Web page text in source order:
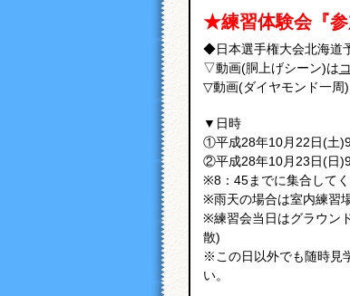
★練習体験会『参
◆日本選手権大会北海
▽動画(胴上げシーン)は
▽動画(ダイヤモンド一周
▼日時
①平成28年10月22日(土
②平成28年10月23日(日
※8：45までに集合してく
※雨天の場合は室内練習
※練習会当日はグラウン
散)
※この日以外でも随時見
い。